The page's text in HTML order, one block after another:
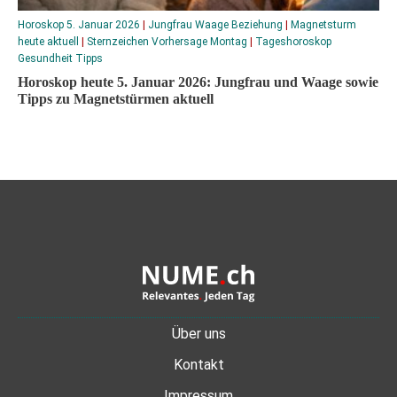
Horoskop 5. Januar 2026 Jungfrau Waage Beziehung
Magnetsturm
heute aktuell
Sternzeichen Vorhersage Montag
Tageshoroskop
Gesundheit Tipps
Horoskop heute 5. Januar 2026: Jungfrau und Waage sowie
Tipps zu Magnetstürmen aktuell
Über uns
Kontakt